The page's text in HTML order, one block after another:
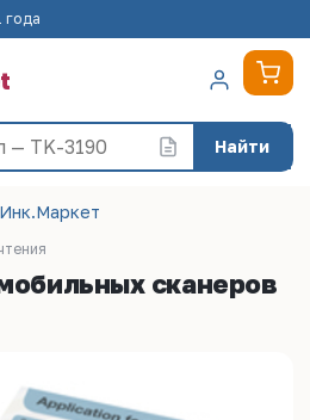
года
Найти
сканеров